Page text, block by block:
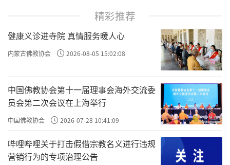
答：佛陀是佛宝，佛所说的法是法宝，佛
的出家弟子的团体——僧伽是僧宝。称之为宝，
是因为它能够令大众止恶行善、离苦得乐，是
极可尊贵的意思。佛初转法轮，憍陈如等五人
都归依佛，出家为弟子，于是形成了僧伽。所
以说，从那时起开始具足了三宝。
问：什么叫做皈依？
答：皈依的意思是：身心归向它、依靠
它。皈依三宝的人是佛教徒。“皈依”也可以
精彩推荐
健康义诊进寺院 真情服务暖人心
内蒙古佛教协会 2026-08-05 15:02:08
中国佛教协会第十一届理事会海外交流委
员会第二次会议在上海举行
中国佛教协会 2026-07-28 10:41:09
哔哩哔哩关于打击假借宗教名义进行违规
营销行为的专项治理公告